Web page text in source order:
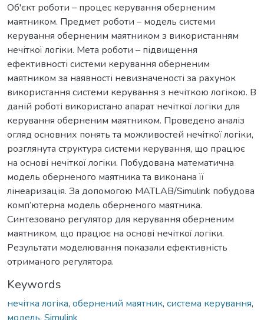
Об'єкт роботи – процес керування оберненим
маятником. Предмет роботи – модель системи
керування оберненим маятником з використанням
нечіткої логіки. Мета роботи – підвищення
ефективності системи керування оберненим
маятником за наявності невизначеності за рахунок
використання системи керування з нечіткою логікою. В
даній роботі використано апарат нечіткої логіки для
керування оберненим маятником. Проведено аналіз
огляд основних понять та можливостей нечіткої логіки,
розглянута структура системи керування, що працює
на основі нечіткої логіки. Побудована математична
модель оберненого маятника та виконана її
лінеаризація. За допомогою MATLAB/Simulink побудова
комп’ютерна модель оберненого маятника.
Синтезовано регулятор для керування оберненим
маятником, що працює на основі нечіткої логіки.
Результати моделювання показали ефективність
отриманого регулятора.
Keywords
нечітка логіка, обернений маятник, система керування,